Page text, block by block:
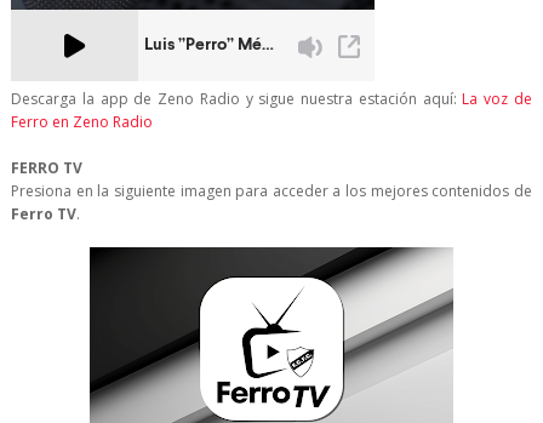
Descarga la app de Zeno Radio y sigue nuestra estación aquí: La voz de
Ferro en Zeno Radio
FERRO TV
Presiona en la siguiente imagen para acceder a los mejores contenidos de
Ferro TV.